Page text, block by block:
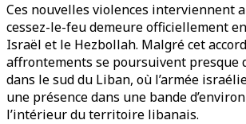
Ces nouvelles violences interviennent
cessez-le-feu demeure officiellement
Israël et le Hezbollah. Malgré cet
affrontements se poursuivent presque
dans le sud du Liban, où l’armée
une présence dans une bande
l’intérieur du territoire libanais.